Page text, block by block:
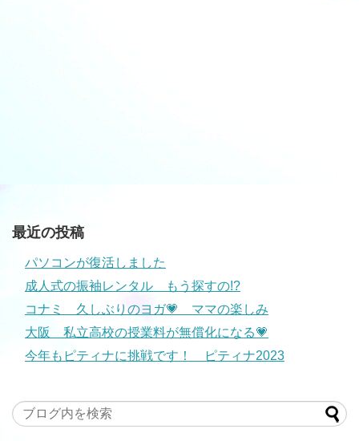
最近の投稿
パソコンが復活しました
成人式の振袖レンタル もう探すの!?
コナミ 久しぶりのヨガ💗 ママの楽しみ
大阪 私立高校の授業料が無償化になる💗
今年もピティナに挑戦です！ ピティナ2023